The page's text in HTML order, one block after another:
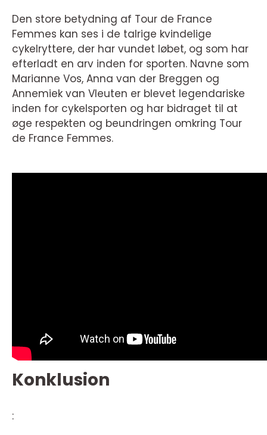
Den store betydning af Tour de France
Femmes kan ses i de talrige kvindelige
cykelryttere, der har vundet løbet, og som har
efterladt en arv inden for sporten. Navne som
Marianne Vos, Anna van der Breggen og
Annemiek van Vleuten er blevet legendariske
inden for cykelsporten og har bidraget til at
øge respekten og beundringen omkring Tour
de France Femmes.
Konklusion
: